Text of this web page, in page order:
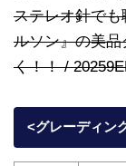
ステレオ針で
ルソン』の美
く！！ /
<グレーディン